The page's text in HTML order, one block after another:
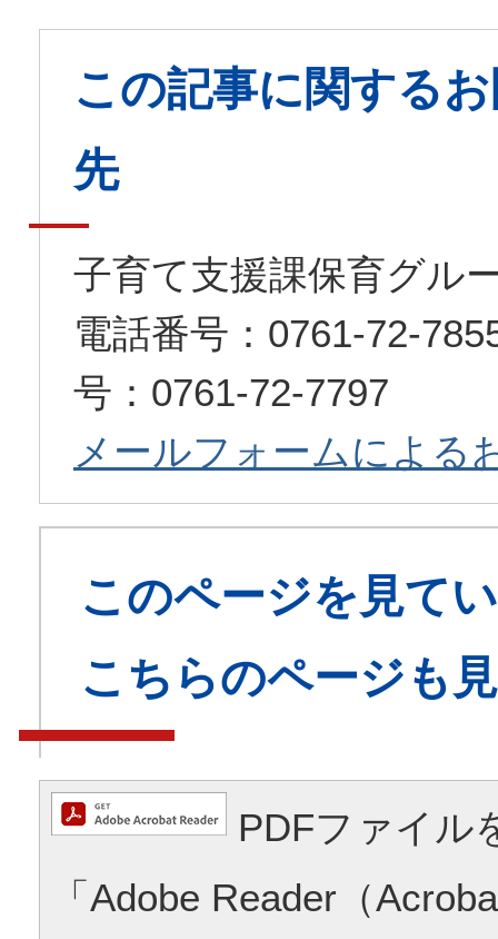
この記事に関する
先
子育て支援課保育グル
電話番号：0761-72-
号：0761-72-7797
メールフォームによる
このページを見て
こちらのページも
PDFファイル
「Adobe Reader（